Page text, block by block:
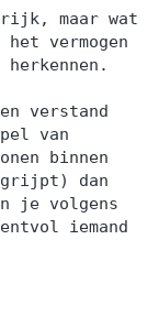
maar wat
vermogen
verstand
van
binnen
dan
je volgens
iemand